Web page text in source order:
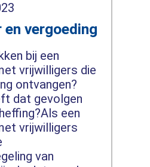
vergoeding
bij een
vrijwilligers die
ontvangen?
dat gevolgen
een
vrijwilligers
van